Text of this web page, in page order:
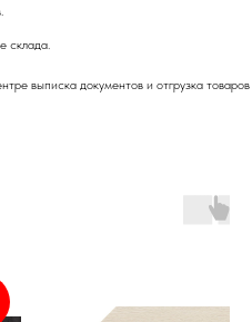
склада.
выписка документов и отгрузка товаров